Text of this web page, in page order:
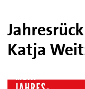
Katja